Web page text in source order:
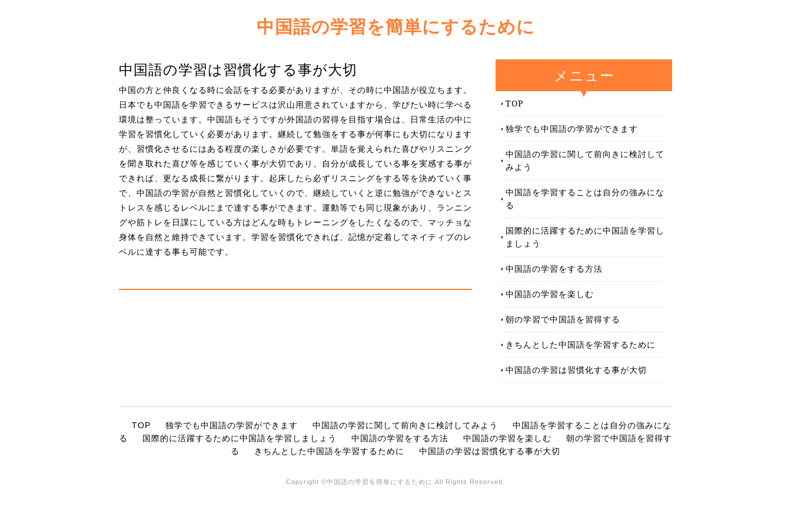
中国語の学習を簡単にするために
中国語の学習は習慣化する事が大切
中国の方と仲良くなる時に会話をする必要がありますが、その時に中国語が役立ちます。
日本でも中国語を学習できるサービスは沢山用意されていますから、学びたい時に学べる
環境は整っています。中国語もそうですが外国語の習得を目指す場合は、日常生活の中に
学習を習慣化していく必要があります。継続して勉強をする事が何事にも大切になります
が、習慣化させるにはある程度の楽しさが必要です。単語を覚えられた喜びやリスニング
を聞き取れた喜び等を感じていく事が大切であり、自分が成長している事を実感する事が
できれば、更なる成長に繋がります。起床したら必ずリスニングをする等を決めていく事
で、中国語の学習が自然と習慣化していくので、継続していくと逆に勉強ができないとス
トレスを感じるレベルにまで達する事ができます。運動等でも同じ現象があり、ランニン
グや筋トレを日課にしている方はどんな時もトレーニングをしたくなるので、マッチョな
身体を自然と維持できています。学習を習慣化できれば、記憶が定着してネイティブのレ
ベルに達する事も可能です。
メニュー
TOP
独学でも中国語の学習ができます
中国語の学習に関して前向きに検討して
みよう
中国語を学習することは自分の強みにな
る
国際的に活躍するために中国語を学習し
ましょう
中国語の学習をする方法
中国語の学習を楽しむ
朝の学習で中国語を習得する
きちんとした中国語を学習するために
中国語の学習は習慣化する事が大切
TOP 独学でも中国語の学習ができます 中国語の学習に関して前向きに検討してみよう
中国語を学習することは自分の強みにな
る
国際的に活躍するために中国語を学習しましょう 中国語の学習をする方法 中国語の学習を楽しむ
朝の学習で中国語を習得す
る
きちんとした中国語を学習するために 中国語の学習は習慣化する事が大切
Copyright ©中国語の学習を簡単にするために All Rights Reserved.